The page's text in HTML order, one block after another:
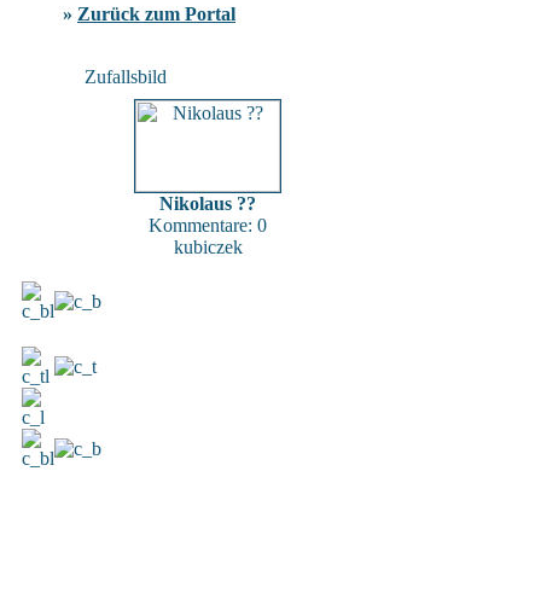
» Zurück zum Portal
Zufallsbild
Nikolaus ??
Kommentare: 0
kubiczek